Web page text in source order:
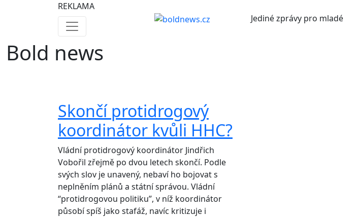
REKLAMA
Jedinézprávy pro mladé
Bold news
Skončí protidrogový
koordinátor kvůli HHC?
Vládní protidrogový koordinátor Jindřich
Vobořil zřejmě po dvou letech skončí. Podle
svých slov je unavený, nebaví ho bojovat s
neplněním plánů a státní správou. Vládní
“protidrogovou politiku”, v níž koordinátor
působí spíš jako stafáž, navíc kritizuje i